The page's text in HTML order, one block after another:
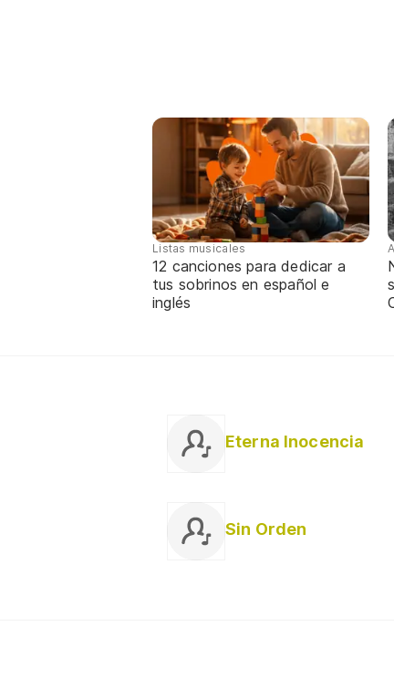
Listas musicales
12 canciones para dedicar a
tus sobrinos en español e
inglés
Eterna Inocencia
Sin Orden